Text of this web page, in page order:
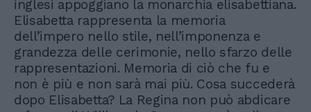
inglesi appoggiano la monarchia elisabettiana.
Elisabetta rappresenta la memoria
dell’impero nello stile, nell’imponenza e
grandezza delle cerimonie, nello sfarzo delle
rappresentazioni. Memoria di ciò che fu e
non è più e non sarà mai più. Cosa succederà
dopo Elisabetta? La Regina non può abdicare